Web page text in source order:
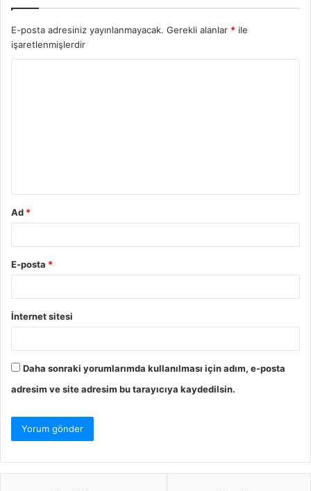
E-posta adresiniz yayınlanmayacak. Gerekli alanlar * ile
işaretlenmişlerdir
Ad *
E-posta *
İnternet sitesi
Daha sonraki yorumlarımda kullanılması için adım, e-posta
adresim ve site adresim bu tarayıcıya kaydedilsin.